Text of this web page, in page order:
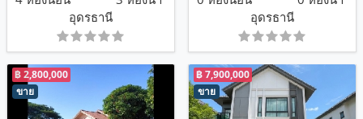
อุดรธานี
อุดรธานี
ขาย
฿ 2,800,000
ขาย
฿ 7,900,000